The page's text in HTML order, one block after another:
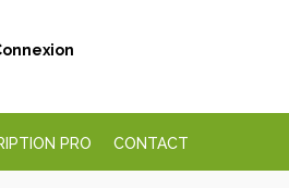
PRO CONTACT